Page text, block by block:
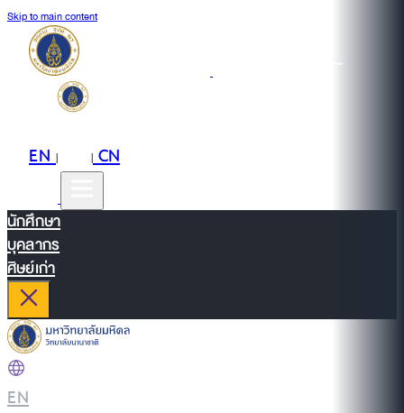
Skip to main content
EN| |CN
นักศึกษา
บุคลากร
ศิษย์เก่า
EN